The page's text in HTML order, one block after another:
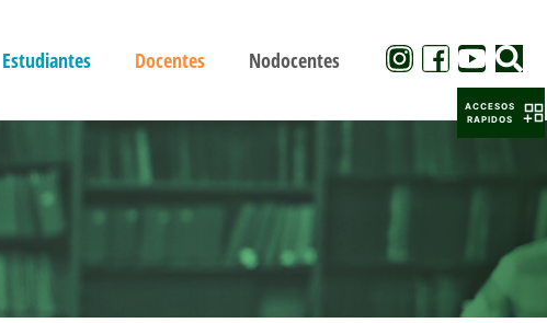
Estudiantes Docentes Nodocentes
ACCESOS
RAPIDOS